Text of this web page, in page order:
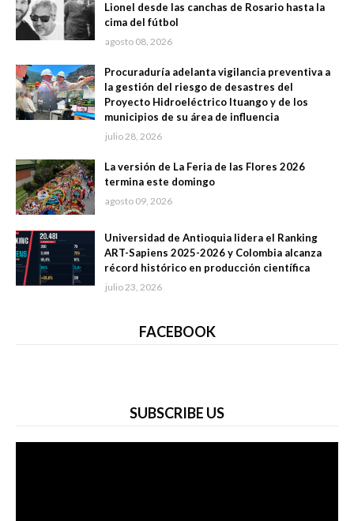
Lionel desde las canchas de Rosario hasta la
cima del fútbol
agosto 08, 2026
Procuraduría adelanta vigilancia preventiva a
la gestión del riesgo de desastres del
Proyecto Hidroeléctrico Ituango y de los
municipios de su área de influencia
julio 28, 2026
La versión de La Feria de las Flores 2026
termina este domingo
agosto 09, 2026
Universidad de Antioquia lidera el Ranking
ART-Sapiens 2025-2026 y Colombia alcanza
récord histórico en producción científica
julio 23, 2026
FACEBOOK
SUBSCRIBE US